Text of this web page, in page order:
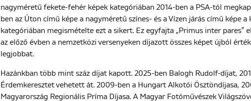
nagyméretű fekete-fehér képek kategóriában 2014-ben a PSA-tól
ben az Úton című képe a nagyméretű színes- és a Vízen járás című képe
kategóriában megismételte ezt a sikert. Ez egyfajta „Primus inter pares”
az előző évben a nemzetközi versenyeken díjazott összes képet újból
legjobbat.
Hazánkban több mint száz díjat kapott. 2025-ben Balogh Rudolf-díjat,
Érdemkeresztet vehetett át. 2009-ben a Hungart Alkotói Ösztöndíjasa,
Magyarország Regionális Príma Díjasa. A Magyar Fotóművészek